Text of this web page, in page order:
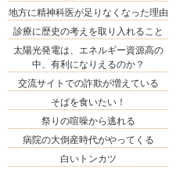
地方に精神科医が足りなくなった理由
診療に歴史の考えを取り入れること
太陽光発電は、エネルギー資源高の
中、有利になりえるのか？
交流サイトでの詐欺が増えている
そばを食いたい！
祭りの喧噪から逃れる
病院の大倒産時代がやってくる
白いトンカツ